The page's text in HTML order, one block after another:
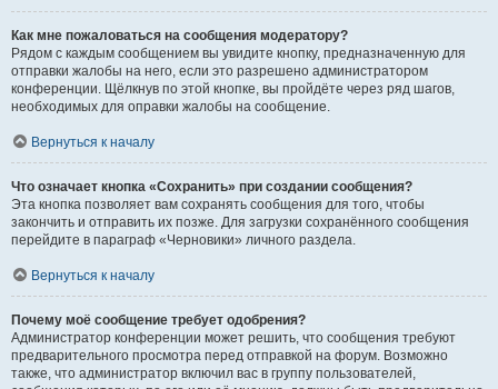
Как мне пожаловаться на сообщения модератору?
Рядом с каждым сообщением вы увидите кнопку, предназначенную для
отправки жалобы на него, если это разрешено администратором
конференции. Щёлкнув по этой кнопке, вы пройдёте через ряд шагов,
необходимых для оправки жалобы на сообщение.
Вернуться к началу
Что означает кнопка «Сохранить» при создании сообщения?
Эта кнопка позволяет вам сохранять сообщения для того, чтобы
закончить и отправить их позже. Для загрузки сохранённого сообщения
перейдите в параграф «Черновики» личного раздела.
Вернуться к началу
Почему моё сообщение требует одобрения?
Администратор конференции может решить, что сообщения требуют
предварительного просмотра перед отправкой на форум. Возможно
также, что администратор включил вас в группу пользователей,